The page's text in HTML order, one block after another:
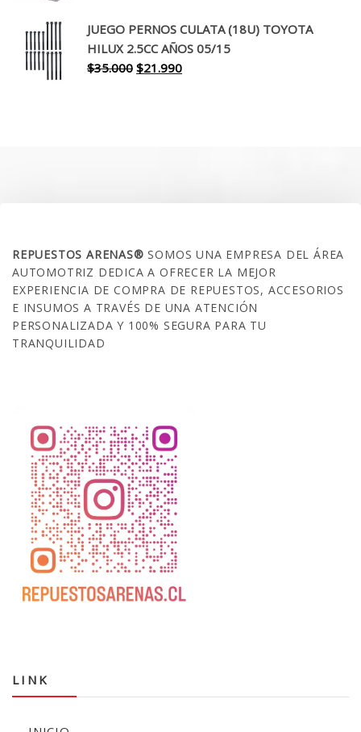
original
era:
$30.000.
actual
es:
$17.990.
JUEGO PERNOS CULATA (18U) TOYOTA
HILUX 2.5CC AÑOS 05/15
$35.000 El
$21.990El
REPUESTOS ARENAS®SOMOS UNA EMPRESA DEL ÁREA
AUTOMOTRIZ DEDICA A OFRECER LA MEJOR
EXPERIENCIA DE COMPRA DE REPUESTOS, ACCESORIOS
E INSUMOS A TRAVÉS DE UNA ATENCIÓN
PERSONALIZADA Y 100% SEGURA PARA TU
TRANQUILIDAD
LINK